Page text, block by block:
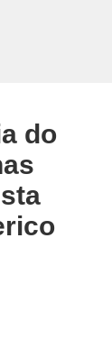
do